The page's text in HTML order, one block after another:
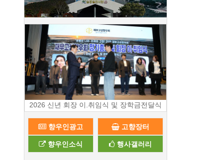
2026 신년 회장 이.취임식 및 장학금전달식
향우인광고 고향장터
향우인소식 행사갤러리